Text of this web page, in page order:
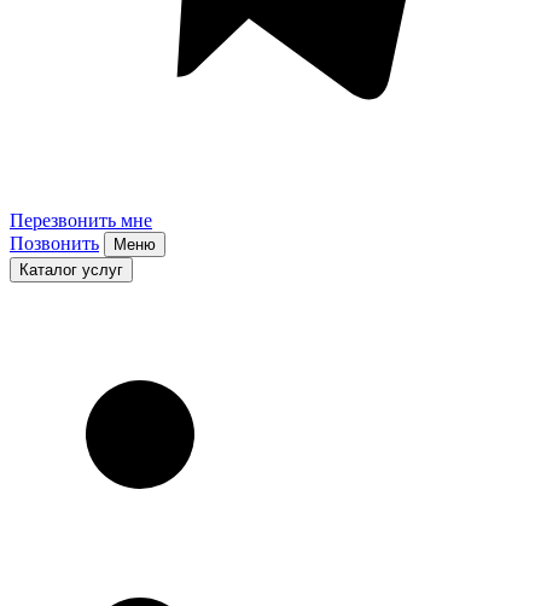
Перезвонить мне
Позвонить
Меню
Каталог услуг